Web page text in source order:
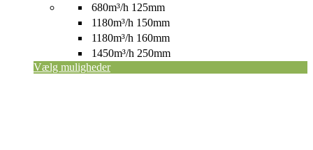
680m³/h 125mm
1180m³/h 150mm
1180m³/h 160mm
1450m³/h 250mm
Vælg muligheder